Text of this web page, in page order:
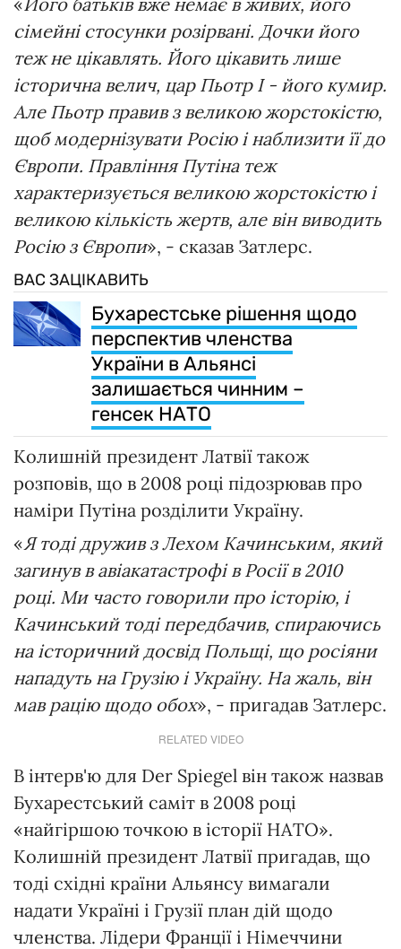
сімейні стосунки розірвані. Дочки його
теж не цікавлять. Його цікавить лише
історична велич, цар Пьотр І - його кумир.
Але Пьотр правив з великою жорстокістю,
щоб модернізувати Росію і наблизити її до
Європи. Правління Путіна теж
характеризується великою жорстокістю і
великою кількість жертв, але він виводить
Росію з Європи», - сказав Затлерс.
ВАС ЗАЦІКАВИТЬ
Бухарестське рішення щодо
перспектив членства
України в Альянсі
залишається чинним –
генсек НАТО
Колишній президент Латвії також
розповів, що в 2008 році підозрював про
наміри Путіна розділити Україну.
«Я тоді дружив з Лехом Качинським, який
загинув в авіакатастрофі в Росії в 2010
році. Ми часто говорили про історію, і
Качинський тоді передбачив, спираючись
на історичний досвід Польщі, що росіяни
нападуть на Грузію і Україну. На жаль, він
мав рацію щодо обох», - пригадав Затлерс.
RELATED VIDEO
В інтерв'ю для Der Spiegel він також назвав
Бухарестський саміт в 2008 році
«найгіршою точкою в історії НАТО».
Колишній президент Латвії пригадав, що
тоді східні країни Альянсу вимагали
надати Україні і Грузії план дій щодо
членства. Лідери Франції і Німеччини